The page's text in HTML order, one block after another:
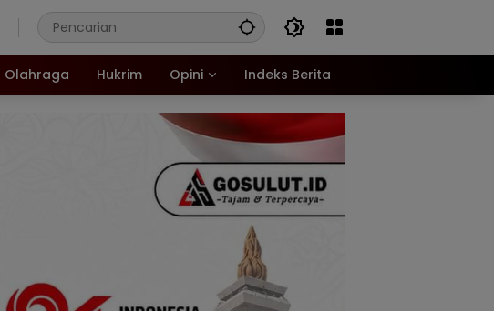
Olahraga Hukrim Opini Indeks Berita